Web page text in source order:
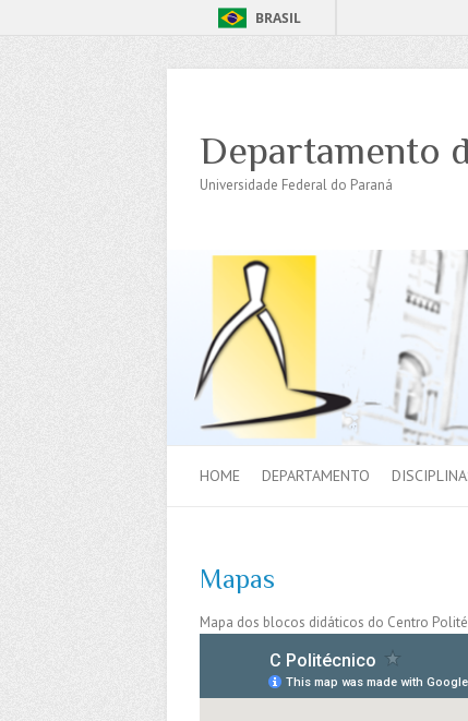
BRASIL
Departamento
Universidade Federal do Paraná
HOME DEPARTAMENTO
Mapas
Mapa dos blocos didáticos do Centro